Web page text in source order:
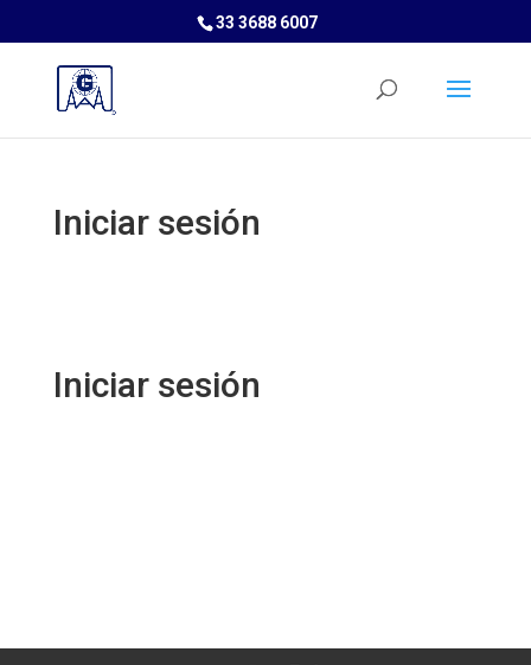
33 3688 6007
Iniciar sesión
Iniciar sesión